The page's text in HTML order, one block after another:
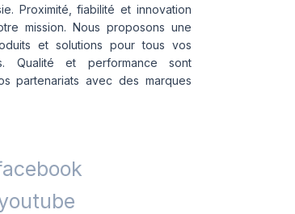
Proximité, fiabilité et innovation
mission. Nous proposons une
et solutions pour tous vos
Qualité et performance sont
partenariats avec des marques